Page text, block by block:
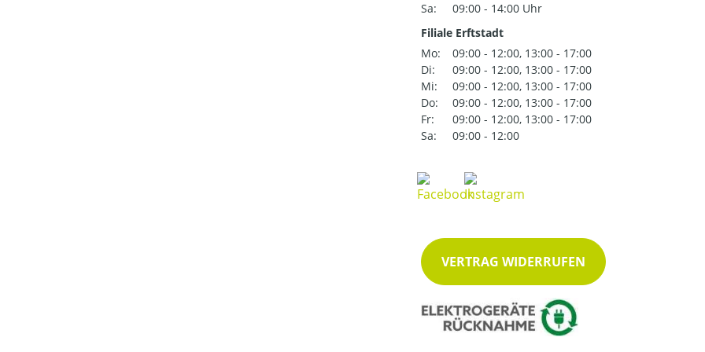
Sa:
09:00 - 14:00 Uhr
Filiale Erftstadt
Mo:
09:00 - 12:00, 13:00 - 17:00
Di:
09:00 - 12:00, 13:00 - 17:00
Mi:
09:00 - 12:00, 13:00 - 17:00
Do:
09:00 - 12:00, 13:00 - 17:00
Fr:
09:00 - 12:00, 13:00 - 17:00
Sa:
09:00 - 12:00
VERTRAG WIDERRUFEN